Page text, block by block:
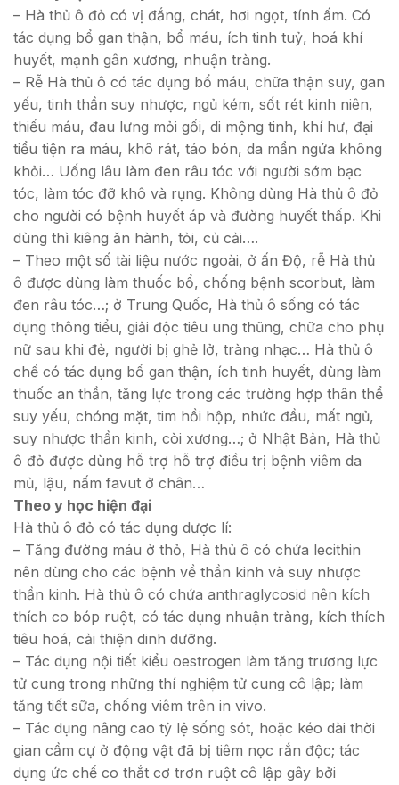
– Hà thủ ô đỏ có vị đắng, chát, hơi ngọt, tính ấm. Có
tác dụng bổ gan thận, bổ máu, ích tinh tuỷ, hoá khí
huyết, mạnh gân xương, nhuận tràng.
– Rễ Hà thủ ô có tác dụng bổ máu, chữa thận suy, gan
yếu, tinh thần suy nhược, ngủ kém, sốt rét kinh niên,
thiếu máu, đau lưng mỏi gối, di mộng tinh, khí hư, đại
tiểu tiện ra máu, khô rát, táo bón, da mẩn ngứa không
khỏi… Uống lâu làm đen râu tóc với người sớm bạc
tóc, làm tóc đỡ khô và rụng. Không dùng Hà thủ ô đỏ
cho người có bệnh huyết áp và đường huyết thấp. Khi
dùng thì kiêng ăn hành, tỏi, củ cải….
– Theo một số tài liệu nước ngoài, ở ấn Độ, rễ Hà thủ
ô được dùng làm thuốc bổ, chống bệnh scorbut, làm
đen râu tóc…; ở Trung Quốc, Hà thủ ô sống có tác
dụng thông tiểu, giải độc tiêu ung thũng, chữa cho phụ
nữ sau khi đẻ, người bị ghẻ lở, tràng nhạc… Hà thủ ô
chế có tác dụng bổ gan thận, ích tinh huyết, dùng làm
thuốc an thần, tăng lực trong các trường hợp thân thể
suy yếu, chóng mặt, tim hồi hộp, nhức đầu, mất ngủ,
suy nhược thần kinh, còi xương…; ở Nhật Bản, Hà thủ
ô đỏ được dùng hỗ trợ hỗ trợ điều trị bệnh viêm da
mủ, lậu, nấm favut ở chân…
Theo y học hiện đại
Hà thủ ô đỏ có tác dụng dược lí:
– Tăng đường máu ở thỏ, Hà thủ ô có chứa lecithin
nên dùng cho các bệnh về thần kinh và suy nhược
thần kinh. Hà thủ ô có chứa anthraglycosid nên kích
thích co bóp ruột, có tác dụng nhuận tràng, kích thích
tiêu hoá, cải thiện dinh dưỡng.
– Tác dụng nội tiết kiểu oestrogen làm tăng trương lực
tử cung trong những thí nghiệm tử cung cô lập; làm
tăng tiết sữa, chống viêm trên in vivo.
– Tác dụng nâng cao tỷ lệ sống sót, hoặc kéo dài thời
gian cầm cự ở động vật đã bị tiêm nọc rắn độc; tác
dụng ức chế co thắt cơ trơn ruột cô lập gây bởi